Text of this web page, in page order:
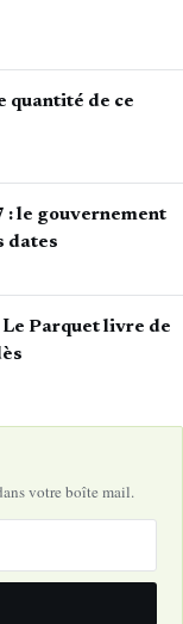
quantité de ce
: le gouvernement
dates
Parquet livre de
votre boîte mail.